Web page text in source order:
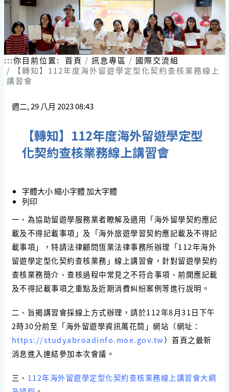
:::你目前位置: 首頁 訊息專區
國際交流組
【轉知】112年度海外留遊學定型化契約查核業務線上
講習會
週二, 29 八月 2023 08:43
【轉知】112年度海外留遊學定型
化契約查核業務線上講習會
字體大小縮小字體加大字體
列印
一、為協助留遊學服務業者瞭解及適用「海外留學契約應記
載及不得記載事項」及「海外旅遊學習契約應記載及不得記
載事項」，特請法律顧問恆業法律事務所辦理「112年海外
留遊學定型化契約查核業務」線上講習會，針對留遊學契約
查核業務簡介、查核過程中常見之不符合事項、前開應記載
及不得記載事項之重點及近期消費糾紛案例等進行說明。
二、旨揭講習會採線上方式辦理，請於112年8月31日下午
2時30分前至「海外留遊學資訊萬花筒」網站（網址：
https://studyabroadinfo.moe.gov.tw）首頁之最新
消息進入連結參加本次會議。
三、 112年海外留遊學定型化契約查核業務線上講習會大綱